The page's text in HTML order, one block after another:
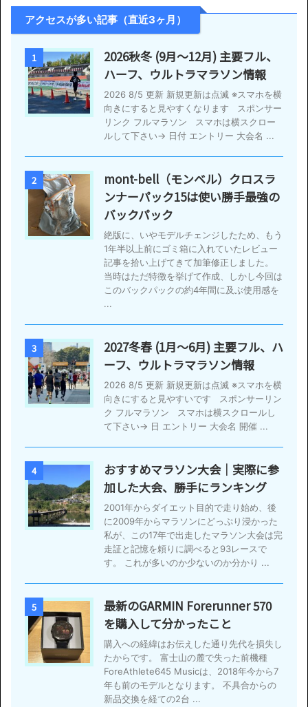
アクセスが多い記事（直近3ヶ月）
1
2026秋冬 (9月〜12月) 主要フル、
ハーフ、ウルトラマラソン情報
2026 8/5 更新 新規更新は点滅 ※スマホを横
向きにすると見やすくなります スポンサー
リンク フルマラソン スマホは横スクロー
ルして下さい→ 日付 エントリー 大会名 ...
2
mont-bell（モンベル）クロスラ
ンナーパック15は使い勝手最強の
バックパック
絶版に、いやモデルチェンジしたため、もう
1年半以上前にゴミ箱に入れていたレビュー
記事を拾い上げてきて加筆修正しました。
当時はただ特徴を挙げて作成、しかし今回は
このバックパックの約4年間に及ぶ使用感を
...
3
2027冬春 (1月〜6月) 主要フル、ハ
ーフ、ウルトラマラソン情報
2026 8/5 更新 新規更新は点滅 ※スマホを横
向きにすると見やすいです スポンサーリン
ク フルマラソン スマホは横スクロールし
て下さい→ 日 エントリー 大会名 開催 ...
4
おすすめマラソン大会｜実際に参
加した大会、勝手にランキング
2001年からダイエット目的で走り始め、後
に2009年からマラソンにどっぷり浸かった
私が、この17年で出走したマラソン大会は完
走証と記憶を頼りに調べると93レースで
す。 これが多いのか少ないのか分かり ...
5
最新のGARMIN Forerunner 570
を購入して分かったこと
購入への経緯はお伝えした通り先代を損失し
たからです。 富士山の麓で失った前機種
ForeAthlete645 Musicは、2018年今から7
年も前のモデルとなります。 不具合からの
新品交換を経ての2台 ...